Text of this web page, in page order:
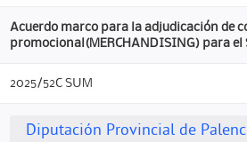
Acuerdo marco para la adjudicación de
promocional(MERCHANDISING) para el
2025/52C SUM
Diputación Provincial de